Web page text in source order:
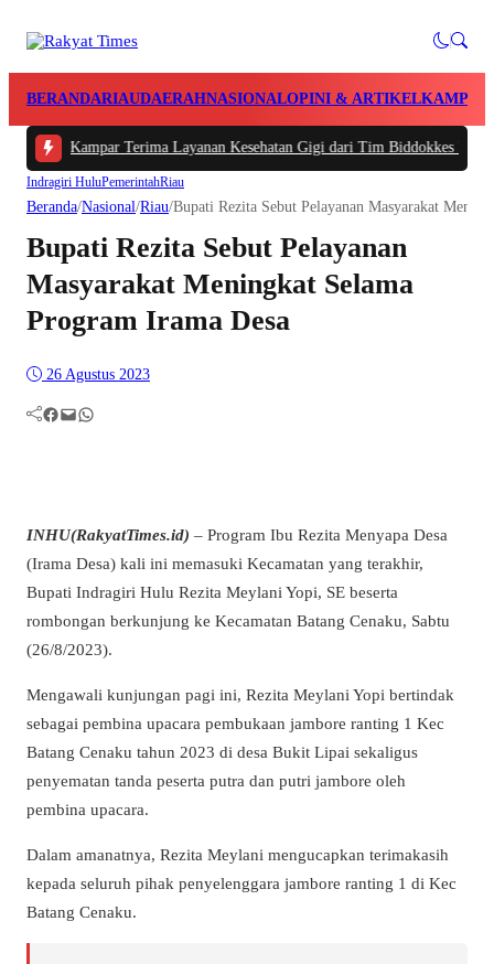
BERANDARIAUDAERAHNASIONALOPINI & ARTIKELKAMPAR
Kampar Terima Layanan Kesehatan Gigi dari Tim Biddokkes Polda Riau,
Indragiri HuluPemerintahRiau
Beranda/Nasional/Riau/Bupati Rezita Sebut Pelayanan Masyarakat
Bupati Rezita Sebut Pelayanan
Masyarakat Meningkat Selama
Program Irama Desa
26 Agustus 2023
Facebook Mail WhatsApp
INHU(RakyatTimes.id) – Program Ibu Rezita Menyapa Desa
(Irama Desa) kali ini memasuki Kecamatan yang terakhir,
Bupati Indragiri Hulu Rezita Meylani Yopi, SE beserta
rombongan berkunjung ke Kecamatan Batang Cenaku, Sabtu
(26/8/2023).
Mengawali kunjungan pagi ini, Rezita Meylani Yopi bertindak
sebagai pembina upacara pembukaan jambore ranting 1 Kec
Batang Cenaku tahun 2023 di desa Bukit Lipai sekaligus
penyematan tanda peserta putra dan putri jambore oleh
pembina upacara.
Dalam amanatnya, Rezita Meylani mengucapkan terimakasih
kepada seluruh pihak penyelenggara jambore ranting 1 di Kec
Batang Cenaku.